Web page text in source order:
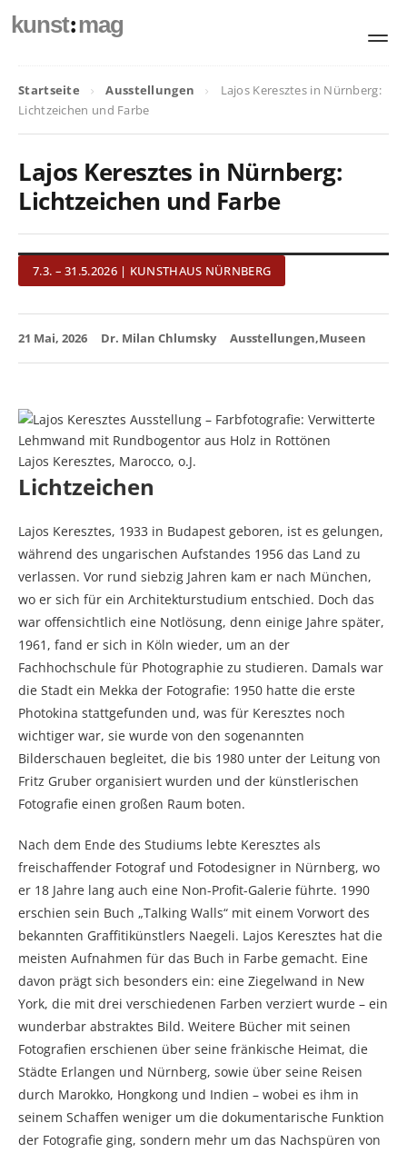
kunst:mag
Startseite Ausstellungen
Lajos Keresztes in Nürnberg:
Lichtzeichen und Farbe
Lajos Keresztes in Nürnberg:
Lichtzeichen und Farbe
7.3. – 31.5.2026 | KUNSTHAUS NÜRNBERG
21 Mai, 2026 Dr. Milan Chlumsky Ausstellungen Museen
Lajos Keresztes, Marocco, o.J.
Lichtzeichen
Lajos Keresztes, 1933 in Budapest geboren, ist es gelungen,
während des ungarischen Aufstandes 1956 das Land zu
verlassen. Vor rund siebzig Jahren kam er nach München,
wo er sich für ein Architekturstudium entschied. Doch das
war offensichtlich eine Notlösung, denn einige Jahre später,
1961, fand er sich in Köln wieder, um an der
Fachhochschule für Photographie zu studieren. Damals war
die Stadt ein Mekka der Fotografie: 1950 hatte die erste
Photokina stattgefunden und, was für Keresztes noch
wichtiger war, sie wurde von den sogenannten
Bilderschauen begleitet, die bis 1980 unter der Leitung von
Fritz Gruber organisiert wurden und der künstlerischen
Fotografie einen großen Raum boten.
Nach dem Ende des Studiums lebte Keresztes als
freischaffender Fotograf und Fotodesigner in Nürnberg, wo
er 18 Jahre lang auch eine Non-Profit-Galerie führte. 1990
erschien sein Buch „Talking Walls“ mit einem Vorwort des
bekannten Graffitikünstlers Naegeli. Lajos Keresztes hat die
meisten Aufnahmen für das Buch in Farbe gemacht. Eine
davon prägt sich besonders ein: eine Ziegelwand in New
York, die mit drei verschiedenen Farben verziert wurde – ein
wunderbar abstraktes Bild. Weitere Bücher mit seinen
Fotografien erschienen über seine fränkische Heimat, die
Städte Erlangen und Nürnberg, sowie über seine Reisen
durch Marokko, Hongkong und Indien – wobei es ihm in
seinem Schaffen weniger um die dokumentarische Funktion
der Fotografie ging, sondern mehr um das Nachspüren von